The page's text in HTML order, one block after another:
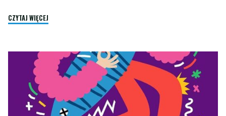
CZYTAJ WIĘCEJ